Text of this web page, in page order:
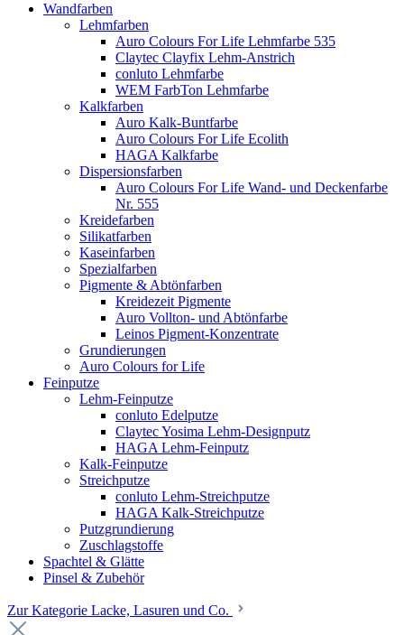
Wandfarben
Lehmfarben
Auro Colours For Life Lehmfarbe 535
Claytec Clayfix Lehm-Anstrich
conluto Lehmfarbe
WEM FarbTon Lehmfarbe
Kalkfarben
Auro Kalk-Buntfarbe
Auro Colours For Life Ecolith
HAGA Kalkfarbe
Dispersionsfarben
Auro Colours For Life Wand- und Deckenfarbe
Nr. 555
Kreidefarben
Silikatfarben
Kaseinfarben
Spezialfarben
Pigmente & Abtönfarben
Kreidezeit Pigmente
Auro Vollton- und Abtönfarbe
Leinos Pigment-Konzentrate
Grundierungen
Auro Colours for Life
Feinputze
Lehm-Feinputze
conluto Edelputze
Claytec Yosima Lehm-Designputz
HAGA Lehm-Feinputz
Kalk-Feinputze
Streichputze
conluto Lehm-Streichputze
HAGA Kalk-Streichputze
Putzgrundierung
Zuschlagstoffe
Spachtel & Glätte
Pinsel & Zubehör
Zur Kategorie Lacke, Lasuren und Co.